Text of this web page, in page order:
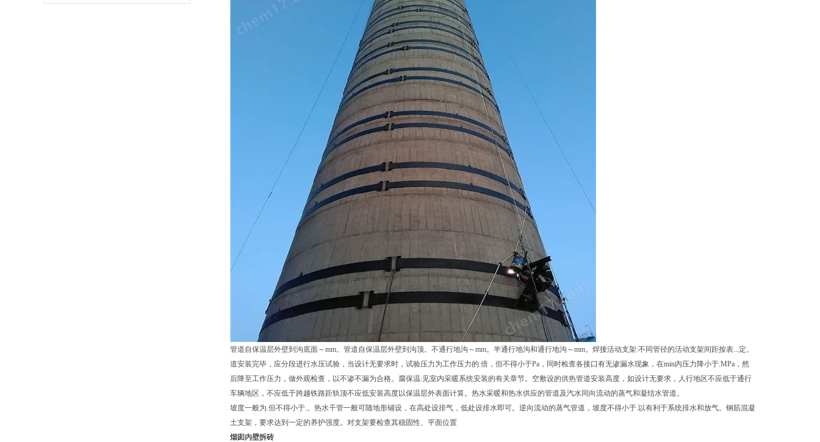
管道自保温层外壁到沟底面～mm。管道自保温层外壁到沟顶。不通行地沟～mm。半通行地沟和通行地沟～mm。焊接活动支架:不同管径的活动支架间距按表...定。
道安装完毕，应分段进行水压试验，当设计无要求时，试验压力为工作压力的.倍，但不得小于Pa，同时检查各接口有无渗漏水现象，在min内压力降小于.MPa，然
后降至工作压力，做外观检查，以不渗不漏为合格。腐保温:见室内采暖系统安装的有关章节。空敷设的供热管道安装高度，如设计无要求，人行地区不应低于通行
车辆地区，不应低于跨越铁路距轨顶不应低安装高度以保温层外表面计算。热水采暖和热水供应的管道及汽水同向流动的蒸气和凝结水管道。
坡度一般为.但不得小于.。热水干管一般可随地形铺设，在高处设排气，低处设排水即可。逆向流动的蒸气管道，坡度不得小于.以有利于系统排水和放气。钢筋混凝
土支架，要求达到一定的养护强度。对支架要检查其稳固性、平面位置
烟囱内壁拆砖